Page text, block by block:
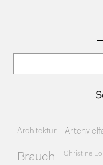
Architektur
Brauch Christine